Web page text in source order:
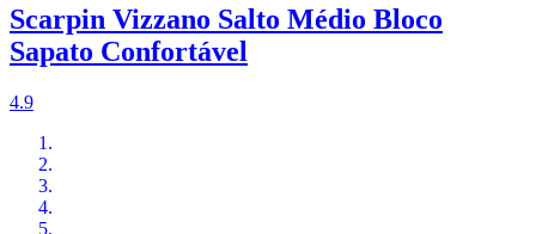
Scarpin Vizzano Salto Médio Bloco
Sapato Confortável
4.9